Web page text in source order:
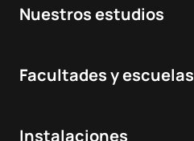
Nuestros estudios
Grados Universitarios
Facultades y escuelas
Instalaciones